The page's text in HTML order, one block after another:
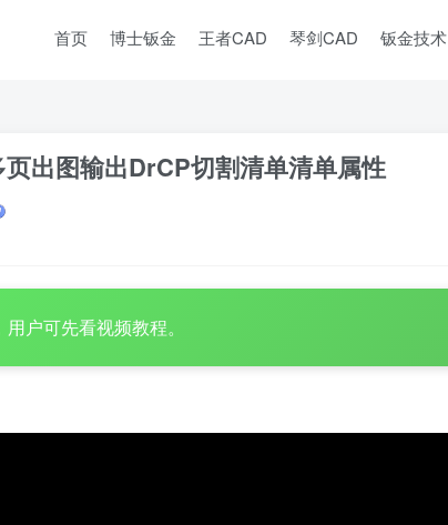
首页 博士钣金 王者CAD 琴剑CAD 钣金技术
出图输出DrCP切割清单清单属性
户可先看视频教程。